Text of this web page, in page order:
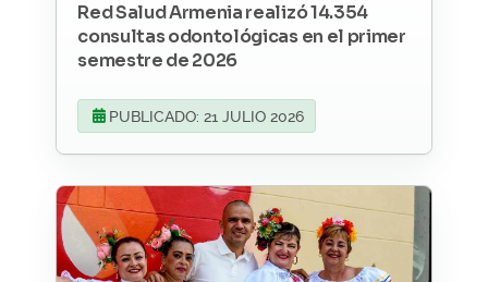
Red Salud Armenia realizó 14.354
consultas odontológicas en el primer
semestre de 2026
PUBLICADO: 21 JULIO 2026